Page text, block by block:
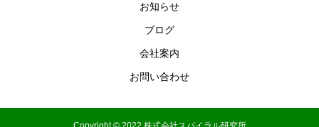
お知らせ
ブログ
会社案内
お問い合わせ